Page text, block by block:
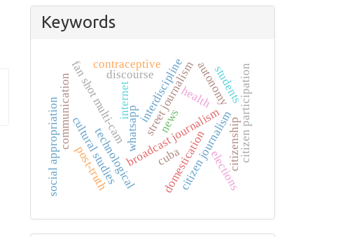
Keywords
broadcast journalism
news
whatsapp citizen journalism
street journalism
fan shot multi-caminterdiscipline
internet
technological domestication citizenship
cuba
cultural studies citizen participation
autonomy
health
communication
social appropriation
contraceptive
discourse students
elections
post-truth